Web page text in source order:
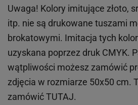
Uwaga! Kolory imitujące złoto,
itp. nie są drukowane tuszami
brokatowymi. Imitacja tych
uzyskana poprzez druk CMYK.
wątpliwości możesz zamówić
zdjęcia w rozmiarze 50x50 cm.
zamówićTUTAJ.